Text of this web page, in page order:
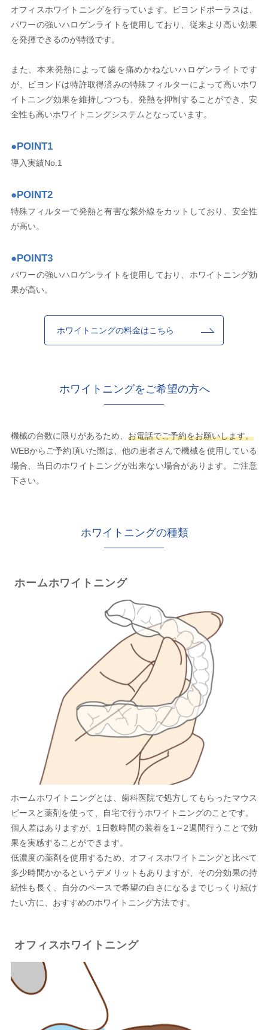
オフィスホワイトニングを行っています。ビヨンドポーラスは、
パワーの強いハロゲンライトを使用しており、従来より高い効果
を発揮できるのが特徴です。
また、本来発熱によって歯を痛めかねないハロゲンライトです
が、ビヨンドは特許取得済みの特殊フィルターによって高いホワ
イトニング効果を維持しつつも、発熱を抑制することができ、安
全性も高いホワイトニングシステムとなっています。
●POINT1
導入実績No.1
●POINT2
特殊フィルターで発熱と有害な紫外線をカットしており、安全性
が高い。
●POINT3
パワーの強いハロゲンライトを使用しており、ホワイトニング効
果が高い。
ホワイトニングの料金はこちら
ホワイトニングをご希望の方へ
機械の台数に限りがあるため、 お電話でご予約をお願いします。
WEBからご予約頂いた際は、他の患者さんで機械を使用している
場合、当日のホワイトニングが出来ない場合があります。ご注意
下さい。
ホワイトニングの種類
ホームホワイトニング
ホームホワイトニングとは、歯科医院で処方してもらったマウス
ピースと薬剤を使って、自宅で行うホワイトニングのことです。
個人差はありますが、1日数時間の装着を1～2週間行うことで効
果を実感することができます。
低濃度の薬剤を使用するため、オフィスホワイトニングと比べて
多少時間かかるというデメリットもありますが、その分効果の持
続性も長く、自分のペースで希望の白さになるまでじっくり続け
たい方に、おすすめのホワイトニング方法です。
オフィスホワイトニング